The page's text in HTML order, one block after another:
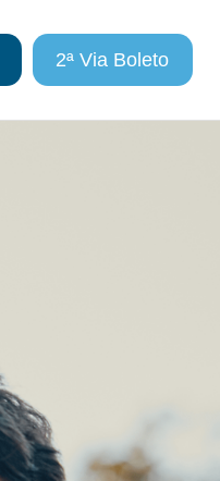
2ª Via Boleto